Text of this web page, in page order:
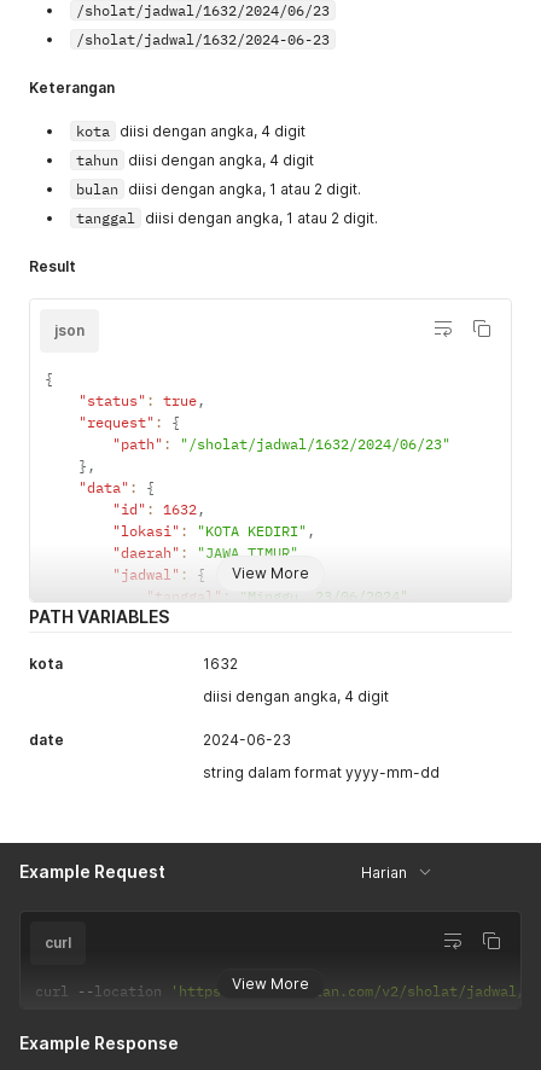
/sholat/jadwal/1632/2024/06/23
/sholat/jadwal/1632/2024-06-23
Keterangan
kota diisi dengan angka, 4 digit
tahun
diisi dengan angka, 4 digit
bulan
diisi dengan angka, 1 atau 2 digit.
tanggal diisi dengan angka, 1 atau 2 digit.
Result
View More
json
{
"status" : true,
"request" :
{
"path" :
"/sholat/jadwal/1632/2024/06/23"
} ,
"data" :
{
"id" : 1632,
"lokasi" : "KOTA KEDIRI" ,
"daerah" : "JAWA TIMUR"
"jadwal" :
{
"tanggal" : "Minggu, 23/06/2024"
"imsak"
"terbit": "05:41"
"dzuhur": "11:38" ,
"maghrib": "17:28"
: "18:42",
PATH VARIABLES
kota
1632
diisi dengan angka, 4 digit
date
2024-06-23
string dalam format yyyy-mm-dd
Example Request Harian
View More
curl
curl --location 'https://api.myquran.com/v2/sholat/jadwal/
Example Response